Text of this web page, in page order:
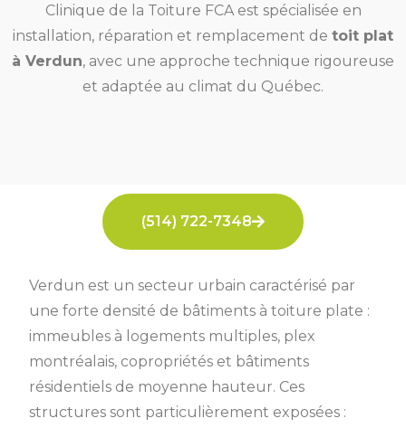
Clinique de la Toiture FCA est spécialisée en
installation, réparation et remplacement de toit plat
à Verdun, avec une approche technique rigoureuse
et adaptée au climat du Québec.
(514) 722-7348
Verdun est un secteur urbain caractérisé par
une forte densité de bâtiments à toiture plate :
immeubles à logements multiples, plex
montréalais, copropriétés et bâtiments
résidentiels de moyenne hauteur. Ces
structures sont particulièrement exposées :